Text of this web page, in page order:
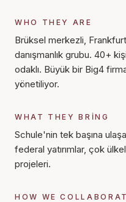
WHO THEY ARE
Brüksel merkezli,
danışmanlık grubu. 40+
odaklı. Büyük bir Big4
yönetiliyor.
WHAT THEY BRING
Schule'nin tek başına
federal yatırımlar, çok
projeleri.
HOW WE